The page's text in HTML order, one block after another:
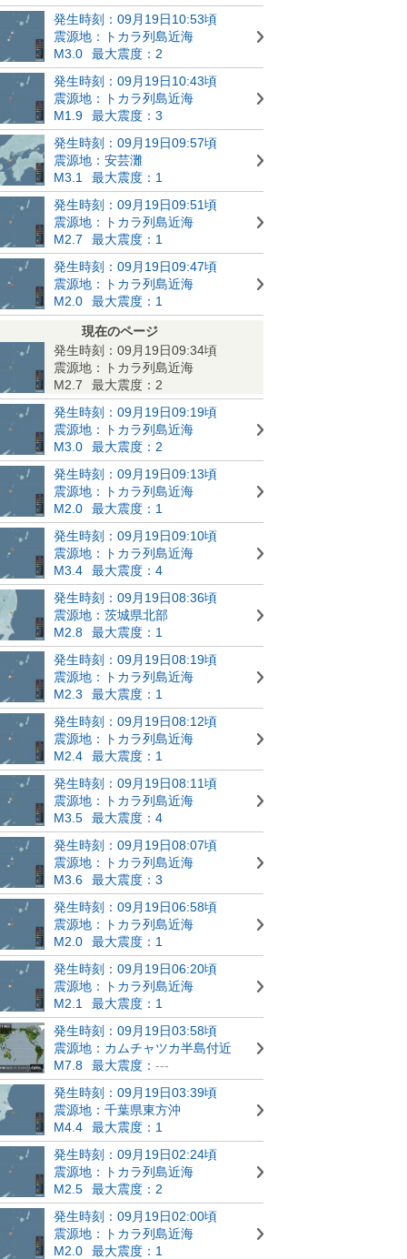
発生時刻：09月19日10:53頃
震源地：トカラ列島近海
M3.0
最大震度：2
発生時刻：09月19日10:43頃
震源地：トカラ列島近海
M1.9
最大震度：3
発生時刻：09月19日09:57頃
震源地：安芸灘
M3.1
最大震度：1
発生時刻：09月19日09:51頃
震源地：トカラ列島近海
M2.7
最大震度：1
発生時刻：09月19日09:47頃
震源地：トカラ列島近海
M2.0
最大震度：1
現在のページ
発生時刻：09月19日09:34頃
震源地：トカラ列島近海
M2.7
最大震度：2
発生時刻：09月19日09:19頃
震源地：トカラ列島近海
M3.0
最大震度：2
発生時刻：09月19日09:13頃
震源地：トカラ列島近海
M2.0
最大震度：1
発生時刻：09月19日09:10頃
震源地：トカラ列島近海
M3.4
最大震度：4
発生時刻：09月19日08:36頃
震源地：茨城県北部
M2.8
最大震度：1
発生時刻：09月19日08:19頃
震源地：トカラ列島近海
M2.3
最大震度：1
発生時刻：09月19日08:12頃
震源地：トカラ列島近海
M2.4
最大震度：1
発生時刻：09月19日08:11頃
震源地：トカラ列島近海
M3.5
最大震度：4
発生時刻：09月19日08:07頃
震源地：トカラ列島近海
M3.6
最大震度：3
発生時刻：09月19日06:58頃
震源地：トカラ列島近海
M2.0
最大震度：1
発生時刻：09月19日06:20頃
震源地：トカラ列島近海
M2.1
最大震度：1
発生時刻：09月19日03:58頃
震源地：カムチャツカ半島付近
M7.8
最大震度： ---
発生時刻：09月19日03:39頃
震源地：千葉県東方沖
M4.4
最大震度：1
発生時刻：09月19日02:24頃
震源地：トカラ列島近海
M2.5
最大震度：2
発生時刻：09月19日02:00頃
震源地：トカラ列島近海
M2.0
最大震度：1